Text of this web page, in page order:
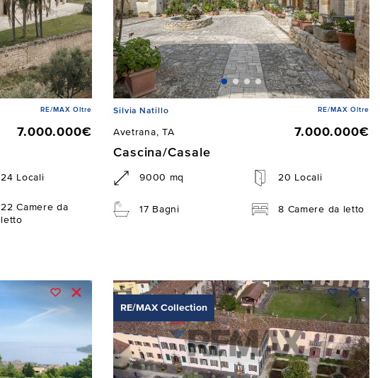
RE/MAX Oltre
7.000.000€
24 Locali
22 Camere da
letto
Silvia Natillo RE/MAX Oltre
Avetrana, TA
7.000.000€
Cascina/Casale
9000 mq 20 Locali
17 Bagni 8 Camere da letto
RE/MAX Collection